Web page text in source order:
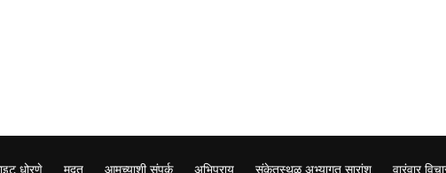
धोरणे मदत आमच्याशी संपर्क अभिप्राय संकेतस्थळ अभ्यागत सारांश वारंवार